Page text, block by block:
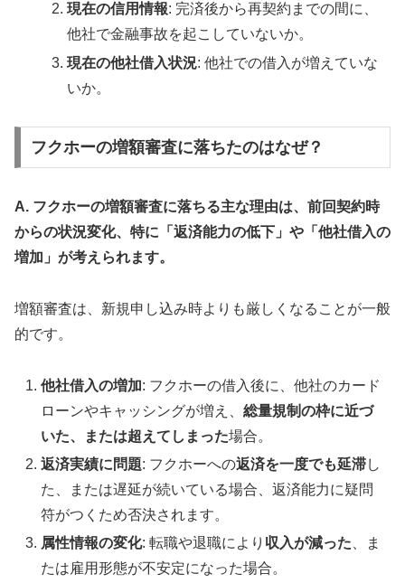
現在の信用情報: 完済後から再契約までの間に、
他社で金融事故を起こしていないか。
現在の他社借入状況: 他社での借入が増えていな
いか。
フクホーの増額審査に落ちたのはなぜ？
A. フクホーの増額審査に落ちる主な理由は、前回契約時
からの状況変化、特に「返済能力の低下」や「他社借入の
増加」が考えられます。
増額審査は、新規申し込み時よりも厳しくなることが一般
的です。
他社借入の増加: フクホーの借入後に、他社のカード
ローンやキャッシングが増え、総量規制の枠に近づ
いた、または超えてしまった場合。
返済実績に問題: フクホーへの返済を一度でも延滞し
た、または遅延が続いている場合、返済能力に疑問
符がつくため否決されます。
属性情報の変化: 転職や退職により 収入が減った 、ま
たは雇用形態が不安定になった場合。